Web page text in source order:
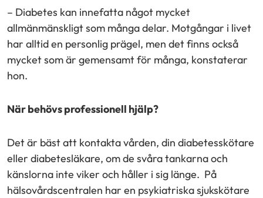
– Diabetes kan innefatta något mycket
allmänmänskligt som många delar. Motgångar i livet
har alltid en personlig prägel, men det finns också
mycket som är gemensamt för många, konstaterar
hon.
När behövs professionell hjälp?
Det är bäst att kontakta vården, din diabetesskötare
eller diabetesläkare, om de svåra tankarna och
känslorna inte viker och håller i sig länge. På
hälsovårdscentralen har en psykiatriska sjukskötare